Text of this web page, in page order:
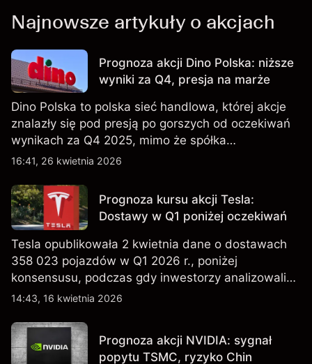
Najnowsze artykuły o akcjach
Prognoza akcji Dino Polska: niższe
wyniki za Q4, presja na marże
Dino Polska to polska sieć handlowa, której akcje
znalazły się pod presją po gorszych od oczekiwań
wynikach za Q4 2025, mimo że spółka
kontynuowała rozwój sieci sklepów w Q1 2026.
wiarygodnym wskaźnikiem przyszłych rezultatów.
16:41, 26 kwietnia 2026
Prognoza kursu akcji Tesla:
Dostawy w Q1 poniżej oczekiwań
Tesla opublikowała 2 kwietnia dane o dostawach
358 023 pojazdów w Q1 2026 r., poniżej
konsensusu, podczas gdy inwestorzy analizowali
również wzrost zapasów i plany dotyczące
osiągnięte w przeszłości nie są wiarygodnym
wskaźnikiem przyszłych rezultatów.
14:43, 16 kwietnia 2026
Prognoza akcji NVIDIA: sygnał
popytu TSMC, ryzyko Chin